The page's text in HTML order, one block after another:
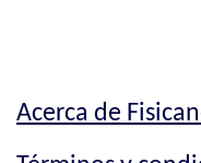
Acerca de